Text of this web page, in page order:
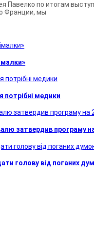
по итогам
Франции, мы
медики
затвердив програму на
голову від поганих